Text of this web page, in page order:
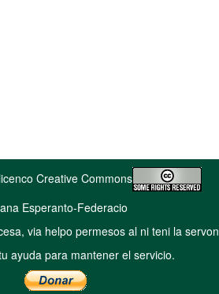
Creative Commons
Esperanto-Federacio
via helpo permesos al ni teni la servon
ayuda para mantener el servicio.